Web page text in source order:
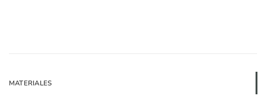
MATERIALES